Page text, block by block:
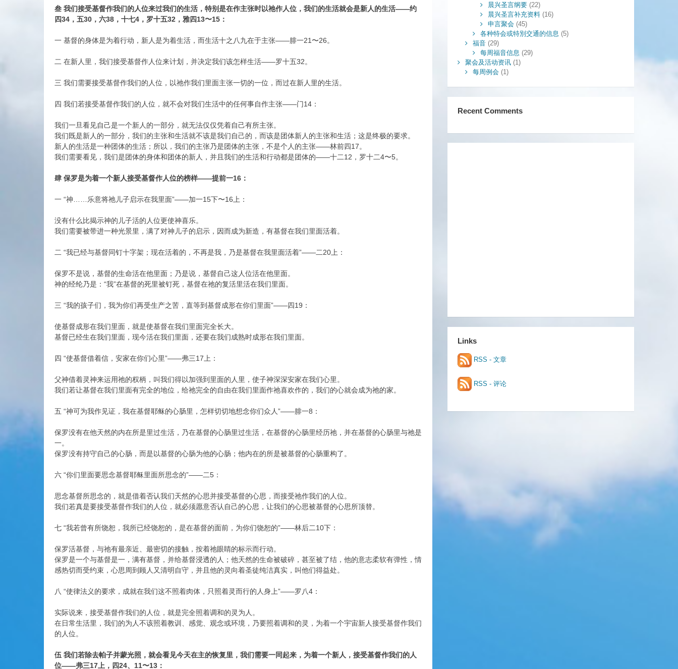
叁 我们接受基督作我们的人位来过我们的生活，特别是在作主张时以祂作人位，我们的生活就会是新人的生活——约
四34，五30，六38，十七4，罗十五32，雅四13〜15：
一 基督的身体是为着行动，新人是为着生活，而生活十之八九在于主张——腓一21〜26。
二 在新人里，我们接受基督作人位来计划，并决定我们该怎样生活——罗十五32。
三 我们需要接受基督作我们的人位，以祂作我们里面主张一切的一位，而过在新人里的生活。
四 我们若接受基督作我们的人位，就不会对我们生活中的任何事自作主张——门14：
我们一旦看见自己是一个新人的一部分，就无法仅仅凭着自己有所主张。
我们既是新人的一部分，我们的主张和生活就不该是我们自己的，而该是团体新人的主张和生活；这是终极的要求。
新人的生活是一种团体的生活；所以，我们的主张乃是团体的主张，不是个人的主张——林前四17。
我们需要看见，我们是团体的身体和团体的新人，并且我们的生活和行动都是团体的——十二12，罗十二4〜5。
肆 保罗是为着一个新人接受基督作人位的榜样——提前一16：
一 “神……乐意将祂儿子启示在我里面”——加一15下〜16上：
没有什么比揭示神的儿子活的人位更使神喜乐。
我们需要被带进一种光景里，满了对神儿子的启示，因而成为新造，有基督在我们里面活着。
二 “我已经与基督同钉十字架；现在活着的，不再是我，乃是基督在我里面活着”——二20上：
保罗不是说，基督的生命活在他里面；乃是说，基督自己这人位活在他里面。
神的经纶乃是：“我”在基督的死里被钉死，基督在祂的复活里活在我们里面。
三 “我的孩子们，我为你们再受生产之苦，直等到基督成形在你们里面”——四19：
使基督成形在我们里面，就是使基督在我们里面完全长大。
基督已经生在我们里面，现今活在我们里面，还要在我们成熟时成形在我们里面。
四 “使基督借着信，安家在你们心里”——弗三17上：
父神借着灵神来运用祂的权柄，叫我们得以加强到里面的人里，使子神深深安家在我们心里。
我们若让基督在我们里面有完全的地位，给祂完全的自由在我们里面作祂喜欢作的，我们的心就会成为祂的家。
五 “神可为我作见证，我在基督耶稣的心肠里，怎样切切地想念你们众人”——腓一8：
保罗没有在他天然的内在所是里过生活，乃在基督的心肠里过生活，在基督的心肠里经历祂，并在基督的心肠里与祂是
一。
保罗没有持守自己的心肠，而是以基督的心肠为他的心肠；他内在的所是被基督的心肠重构了。
六 “你们里面要思念基督耶稣里面所思念的”——二5：
思念基督所思念的，就是借着否认我们天然的心思并接受基督的心思，而接受祂作我们的人位。
我们若真是要接受基督作我们的人位，就必须愿意否认自己的心思，让我们的心思被基督的心思所顶替。
七 “我若曾有所饶恕，我所已经饶恕的，是在基督的面前，为你们饶恕的”——林后二10下：
保罗活基督，与祂有最亲近、最密切的接触，按着祂眼睛的标示而行动。
保罗是一个与基督是一，满有基督，并给基督浸透的人；他天然的生命被破碎，甚至被了结，他的意志柔软有弹性，情
感热切而受约束，心思周到顾人又清明自守，并且他的灵向着圣徒纯洁真实，叫他们得益处。
八 “使律法义的要求，成就在我们这不照着肉体，只照着灵而行的人身上”——罗八4：
实际说来，接受基督作我们的人位，就是完全照着调和的灵为人。
在日常生活里，我们的为人不该照着教训、感觉、观念或环境，乃要照着调和的灵，为着一个宇宙新人接受基督作我们
的人位。
伍 我们若除去帕子并蒙光照，就会看见今天在主的恢复里，我们需要一同起来，为着一个新人，接受基督作我们的人
位——弗三17上，四24、11〜13：
晨兴圣言纲要(22)
晨兴圣言补充资料(16)
申言聚会 (45)
各种特会或特別交通的信息 (5)
福音(29)
每周福音信息 (29)
聚会及活动资讯(1)
每周例会 (1)
Recent Comments
Links
RSS - 文章
RSS - 评论